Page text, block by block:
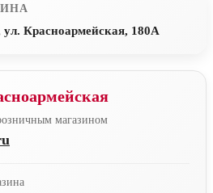
ул. Красноармейская, 180А
магазином